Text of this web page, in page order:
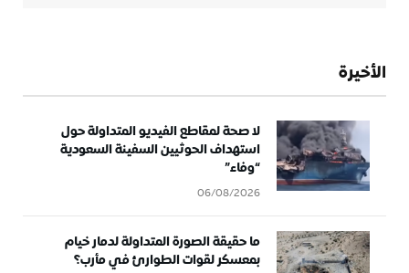
الأخيرة
لا صحة لمقاطع الفيديو المتداولة حول
استهداف الحوثيين السفينة السعودية
“وفاء”
06/08/2026
ما حقيقة الصورة المتداولة لدمار خيام
بمعسكر لقوات الطوارئ في مأرب؟